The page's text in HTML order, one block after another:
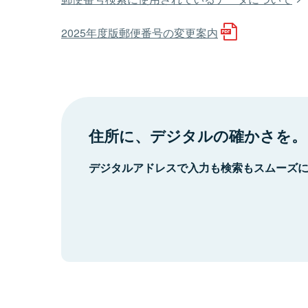
2025年度版郵便番号の変更案内
住所に、デジタルの確かさを。
デジタルアドレスで入力も検索もスムーズ